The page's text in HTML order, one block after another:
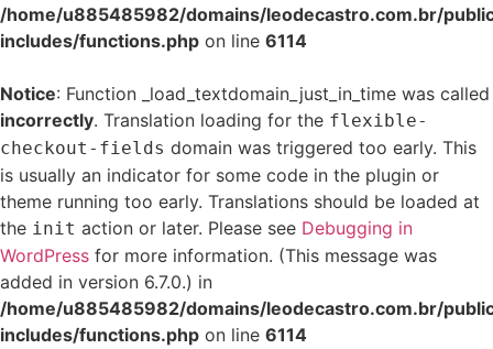
/home/u885485982/domains/leodecastro.com.br/
includes/functions.php on line 6114
Notice: Function _load_textdomain_just_in_time was called
incorrectly. Translation loading for the flexible-
checkout-fields domain was triggered too early. This
is usually an indicator for some code in the plugin or
theme running too early. Translations should be loaded at
the init action or later. Please see Debugging in
WordPress for more information. (This message was
added in version 6.7.0.) in
/home/u885485982/domains/leodecastro.com.br/
includes/functions.php on line 6114